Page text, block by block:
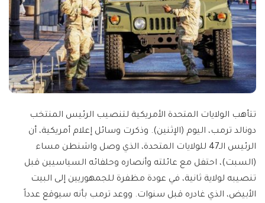
تتأهب الولايات المتحدة الأمريكية لتنصيب الرئيس المنتخب
دونالد ترمب، اليوم (الإثنين). وذكرت وسائل إعلام أمريكية، أن
الرئيس الـ47 للولايات المتحدة، الذي وصل واشنطن مساء
(السبت)، احتفل مع عائلته وأنصاره وحلفائه السياسيين قبل
تنصيبه لولاية ثانية، في عودة مظفرة للجمهوريين إلى البيت
الأبيض، الذي غادره قبل سنوات. ووعد ترمب بأنه سيوقع عدداً